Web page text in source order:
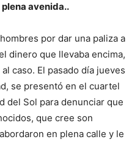
avenida..
por dar una paliza a
dinero que llevaba encima,
caso. El pasado día jueves
se presentó en el cuartel
del Sol para denunciar que
que cree son
en plena calle y le